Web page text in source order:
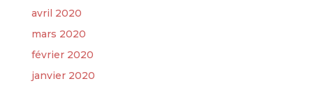
avril 2020
mars 2020
février 2020
janvier 2020